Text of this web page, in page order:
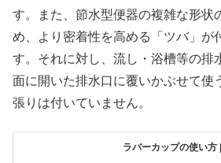
す。また、節水型便器の複雑な形状
め、より密着性を高める「ツバ」が
す。それに対し、流し・浴槽等の排
面に開いた排水口に覆いかぶせて使
張りは付いていません。
ラバーカップの使い方